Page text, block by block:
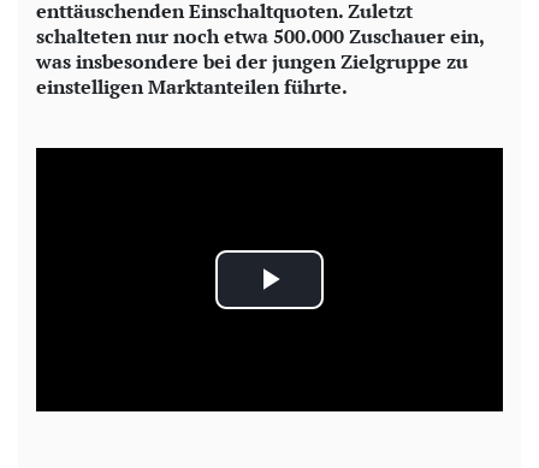
enttäuschenden Einschaltquoten. Zuletzt
schalteten nur noch etwa 500.000 Zuschauer ein,
was insbesondere bei der jungen Zielgruppe zu
einstelligen Marktanteilen führte.
P
a